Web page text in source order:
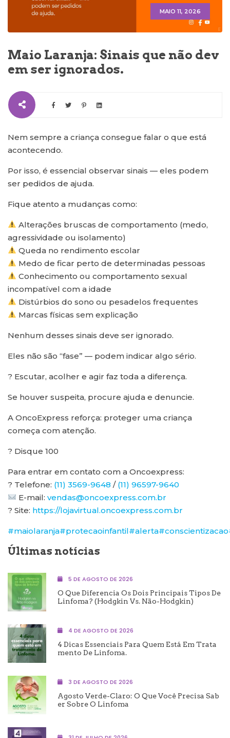
MAIO 11, 2026
Maio Laranja: Sinais que não dev
em ser ignorados.
Nem sempre a criança consegue falar o que está
acontecendo.
Por isso, é essencial observar sinais — eles podem
ser pedidos de ajuda.
Fique atento a mudanças como:
Alterações bruscas de comportamento (medo,
agressividade ou isolamento)
Queda no rendimento escolar
Medo de ficar perto de determinadas pessoas
Conhecimento ou comportamento sexual
incompatível com a idade
Distúrbios do sono ou pesadelos frequentes
Marcas físicas sem explicação
Nenhum desses sinais deve ser ignorado.
Eles não são “fase” — podem indicar algo sério.
? Escutar, acolher e agir faz toda a diferença.
Se houver suspeita, procure ajuda e denuncie.
A OncoExpress reforça: proteger uma criança
começa com atenção.
? Disque 100
Para entrar em contato com a Oncoexpress:
? Telefone: (11) 3569-9648 / (11) 96597-9640
E-mail:vendas@oncoexpress.com.br
? Site: https://lojavirtual.oncoexpress.com.br
#maiolaranja#protecaoinfantil#alerta#conscientizacao
Últimas notícias
5 DE AGOSTO DE 2026
O Que Diferencia Os Dois Principais Tipos De
Linfoma? (Hodgkin Vs. Não-Hodgkin)
4 DE AGOSTO DE 2026
4 Dicas Essenciais Para Quem Está Em Trata
Mento De Linfoma.
3 DE AGOSTO DE 2026
Agosto Verde-Claro: O Que Você Precisa Sab
Er Sobre O Linfoma